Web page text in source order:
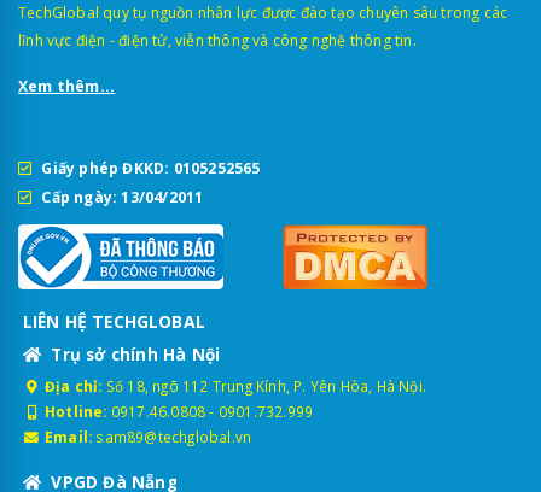
TechGlobal quy tụ nguồn nhân lực được đào tạo chuyên sâu trong các
lĩnh vực điện - điện tử, viễn thông và công nghệ thông tin.
Xem thêm...
Giấy phép ĐKKD: 0105252565
Cấp ngày: 13/04/2011
LIÊN HỆ TECHGLOBAL
Trụ sở chính Hà Nội
Địa chỉ: Số 18, ngõ 112 Trung Kính, P. Yên Hòa, Hà Nội.
Hotline: 0917.46.0808- 0901.732.999
Email: sam89@techglobal.vn
VPGD Đà Nẵng